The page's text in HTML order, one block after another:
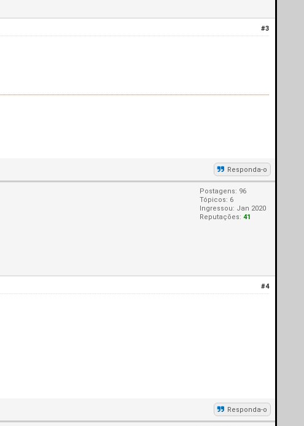
#3
Responda-o
Postagens: 96
Tópicos: 6
Ingressou: Jan 2020
Reputações:41
#4
Responda-o